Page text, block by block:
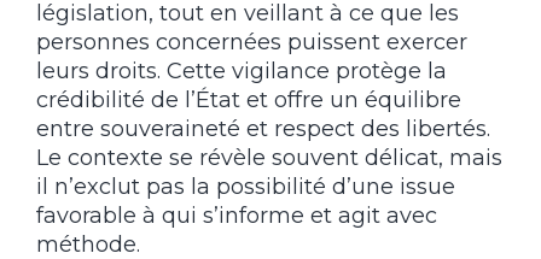
législation, tout en veillant à ce que les
personnes concernées puissent exercer
leurs droits. Cette vigilance protège la
crédibilité de l’État et offre un équilibre
entre souveraineté et respect des libertés.
Le contexte se révèle souvent délicat, mais
il n’exclut pas la possibilité d’une issue
favorable à qui s’informe et agit avec
méthode.